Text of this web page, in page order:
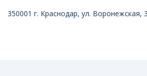
350001 г. Краснодар, ул. Воронежская,